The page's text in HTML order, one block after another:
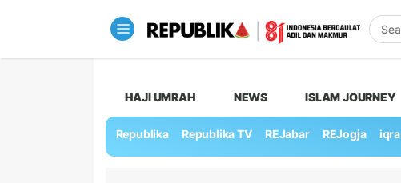
HAJI UMRAH NEWS ISLAM JOURNEY
Republika Republika TV REJabar REJogja iqra